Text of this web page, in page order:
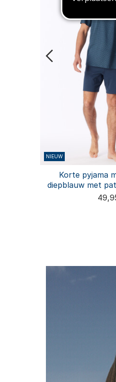
NIEUW
Korte pyjama
diepblauw met